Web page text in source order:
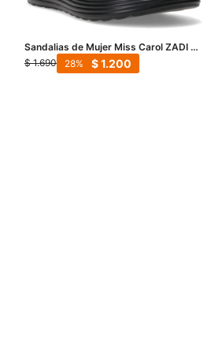
Sandalias de Mujer Miss Carol ZADI -
Negro
$ 1.690 $1.200
28